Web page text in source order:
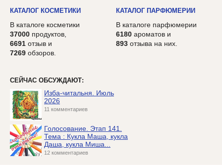
КАТАЛОГ КОСМЕТИКИ
В каталоге косметики
37000 продуктов,
6691 отзыв и
7269 обзоров.
КАТАЛОГ ПАРФЮМЕРИИ
В каталоге парфюмерии
6180 ароматов и
893 отзыва на них.
СЕЙЧАС ОБСУЖДАЮТ:
Изба-читальня. Июль
2026
11 комментариев
Голосование. Этап 141.
Тема : Кукла Маша, кукла
Даша, кукла Миша...
12 комментариев